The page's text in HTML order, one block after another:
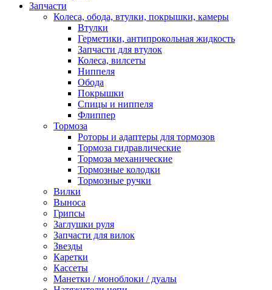
Запчасти
Колеса, обода, втулки, покрышки, камеры
Втулки
Герметики, антипрокольная жидкость
Запчасти для втулок
Колеса, вилсеты
Ниппеля
Обода
Покрышки
Спицы и ниппеля
Флиппер
Тормоза
Роторы и адаптеры для тормозов
Тормоза гидравлические
Тормоза механические
Тормозные колодки
Тормозные ручки
Вилки
Выноса
Грипсы
Заглушки руля
Запчасти для вилок
Звезды
Каретки
Кассеты
Манетки / моноблоки / дуалы